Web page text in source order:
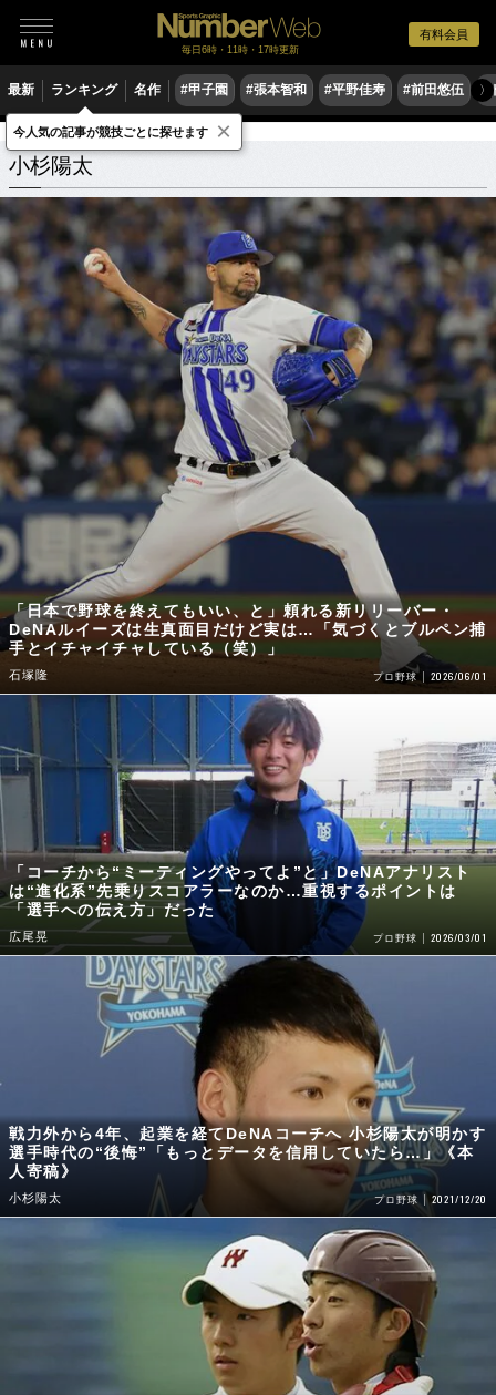
有料会員
毎日6時・11時・17時更新
最新 ランキング 名作 #甲子園 #張本智和 #平野佳寿 #前田悠伍 #
〉
小杉陽太 関連記事
小杉陽太
「日本で野球を終えてもいい、と」頼れる新リリーバー・
DeNAルイーズは生真面目だけど実は…「気づくとブルペン捕
手とイチャイチャしている（笑）」
石塚隆 プロ野球 2026/06/01
「コーチから“ミーティングやってよ”と」DeNAアナリスト
は“進化系”先乗りスコアラーなのか…重視するポイントは
「選手への伝え方」だった
広尾晃 プロ野球 2026/03/01
戦力外から4年、起業を経てDeNAコーチへ 小杉陽太が明かす
選手時代の“後悔”「もっとデータを信用していたら…」《本
人寄稿》
小杉陽太 プロ野球 2021/12/20
今人気の記事が競技ごとに探せます ×